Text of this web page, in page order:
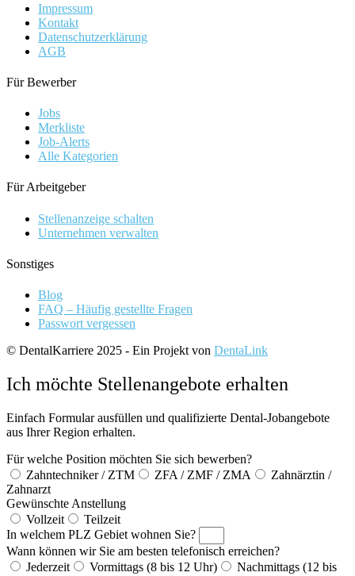
Impressum
Kontakt
Datenschutzerklärung
AGB
Für Bewerber
Jobs
Merkliste
Job-Alerts
Alle Kategorien
Für Arbeitgeber
Stellenanzeige schalten
Unternehmen verwalten
Sonstiges
Blog
FAQ – Häufig gestellte Fragen
Passwort vergessen
© DentalKarriere 2025 - Ein Projekt von DentaLink
Ich möchte Stellenangebote erhalten
Einfach Formular ausfüllen und qualifizierte Dental-Jobangebote
aus Ihrer Region erhalten.
Für welche Position möchten Sie sich bewerben?
Zahntechniker / ZTM
ZFA / ZMF / ZMA
Zahnärztin /
Zahnarzt
Gewünschte Anstellung
Vollzeit
Teilzeit
In welchem PLZ Gebiet wohnen Sie?
Wann können wir Sie am besten telefonisch erreichen?
Jederzeit
Vormittags (8 bis 12 Uhr) Nachmittags (12 bis